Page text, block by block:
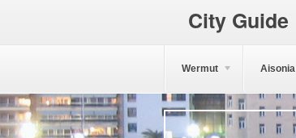
City Guide
Wermut Aisonia